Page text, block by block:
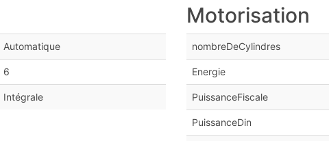
Automatique
6
Intégrale
Motorisation
nombreDeCylindres
Energie
PuissanceFiscale
PuissanceDin